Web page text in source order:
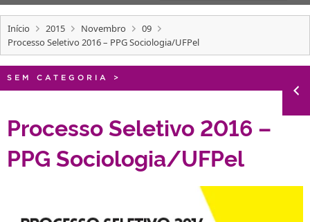
Canais
COBALTO
CONCURSOS
INTERNACIONAL
Início 2015 Novembro
09
Processo Seletivo 2016 – PPG Sociologia/UFPel
SEM CATEGORIA >
Processo Seletivo 2016 –
PPG Sociologia/UFPel